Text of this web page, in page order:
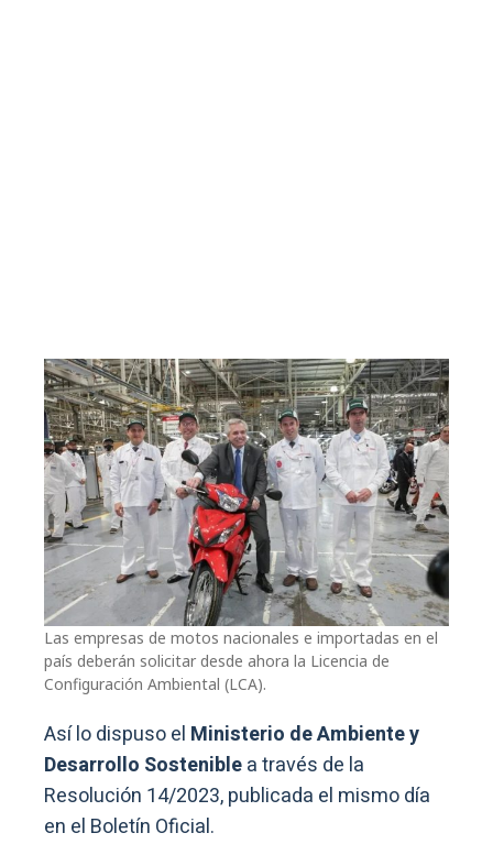
Las empresas de motos nacionales e importadas en el
país deberán solicitar desde ahora la Licencia de
Configuración Ambiental (LCA).
Así lo dispuso el Ministerio de Ambiente y
Desarrollo Sosteniblea través de la
Resolución 14/2023, publicada el mismo día
en el Boletín Oficial.